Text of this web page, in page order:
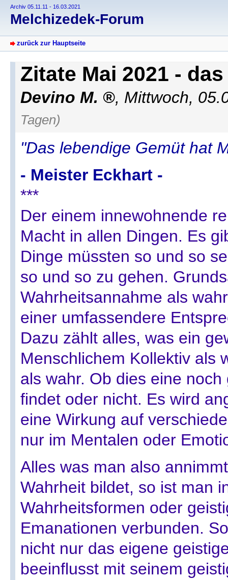
Archiv 05.11.11 - 16.03.2021
Melchizedek-Forum
zurück zur Hauptseite
Zitate Mai 2021 -
Devino M. , Mittwoch,
Tagen)
"Das lebendige Gemüt hat
- Meister Eckhart -
***
Der einem innewohnende
Macht in allen Dingen. Es
Dinge müssten so und so
so und so zu gehen.
Wahrheitsannahme als
einer umfassendere
Dazu zählt alles, was ein
Menschlichem Kollektiv als
als wahr. Ob dies eine
findet oder nicht. Es wird
eine Wirkung auf
nur im Mentalen oder
Alles was man also
Wahrheit bildet, so ist man
Wahrheitsformen oder
Emanationen verbunden.
nicht nur das eigene
beeinflusst mit seinem